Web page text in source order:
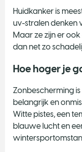
Huidkanker is
uv-stralen denken
Maar ze zijn er
dan net zo
Hoe hoger je
Zonbescherming
belangrijk en
Witte pistes, een
blauwe lucht en